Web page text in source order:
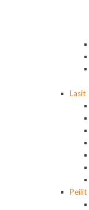
Lasit
Peilit